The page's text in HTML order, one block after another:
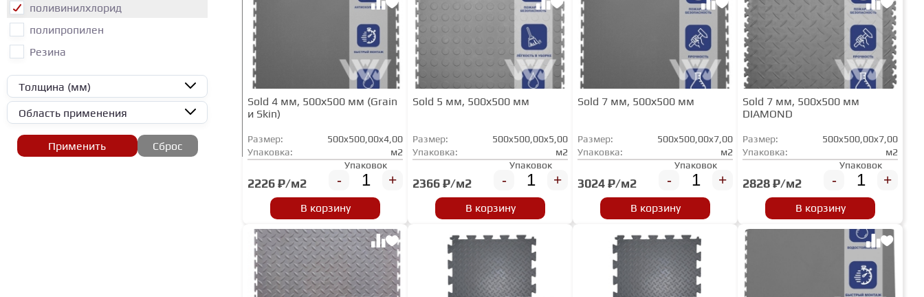
поливинилхлорид
полипропилен
Резина
Толщина (мм)
Область применения
Применить Сброс
Sold 4 мм, 500х500 мм (Grain
и Skin)
Размер:
500x500,00x4,00
Упаковка:
м2
2226 ₽/м2
Упаковок
- +
В корзину
Sold 5 мм, 500х500 мм
Размер:
500x500,00x5,00
Упаковка:
м2
2366 ₽/м2
Упаковок
- +
В корзину
Sold 7 мм, 500х500 мм
Размер:
500x500,00x7,00
Упаковка:
м2
3024 ₽/м2
Упаковок
- +
В корзину
Sold 7 мм, 500х500 мм
DIAMOND
Размер:
500x500,00x7,00
Упаковка:
м2
2828 ₽/м2
Упаковок
- +
В корзину